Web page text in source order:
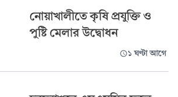
নোয়াখালীতে কৃষি প্রযুক্তি ও
পুষ্টি মেলার উদ্বোধন
১ ঘণ্টা আগে